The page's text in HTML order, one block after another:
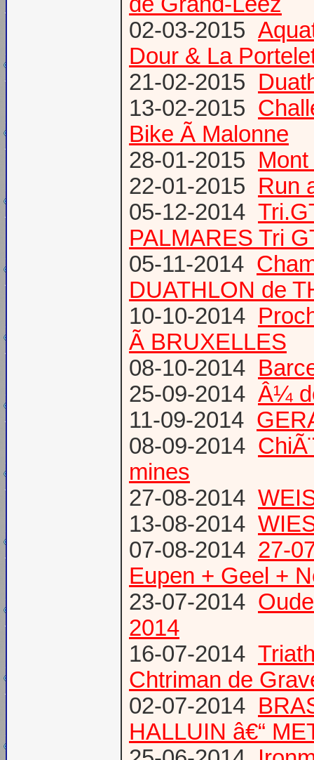
02-03-2015
Dour & La
21-02-2015
13-02-2015
Bike Ã Malonne
28-01-2015
22-01-2015 Run
05-12-2014
PALMARES Tri
05-11-2014
DUATHLON de
10-10-2014
Ã BRUXELLES
08-10-2014
25-09-2014 Â¼
11-09-2014
08-09-2014
mines
27-08-2014
13-08-2014
07-08-2014 27-
Eupen + Geel +
23-07-2014
2014
16-07-2014
Chtriman de
02-07-2014
HALLUIN â€“